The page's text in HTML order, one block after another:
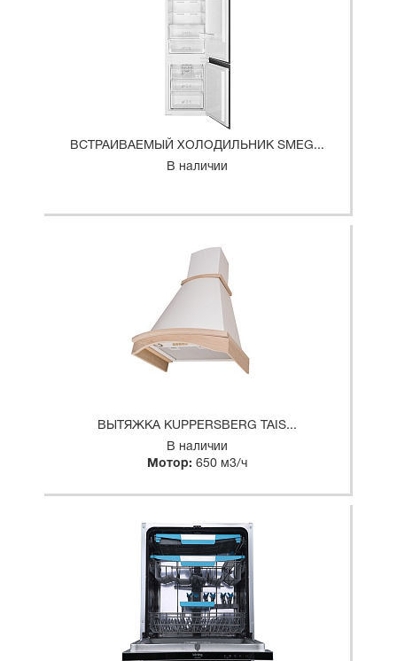
ВСТРАИВАЕМЫЙ ХОЛОДИЛЬНИК SMEG...
В наличии
ВЫТЯЖКА KUPPERSBERG TAIS...
В наличии
Мотор: 650 м3/ч